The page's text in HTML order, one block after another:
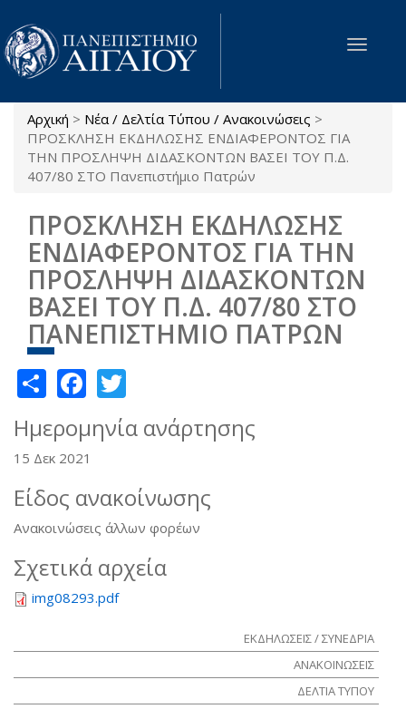
Παράκαμψη προς το κυρίως περιεχόμενο
Toggle
Είστε εδώ
Αρχική > Νέα / Δελτία Τύπου / Ανακοινώσεις >
ΠΡΟΣΚΛΗΣΗ ΕΚΔΗΛΩΣΗΣ ΕΝΔΙΑΦΕΡΟΝΤΟΣ ΓΙΑ
ΤΗΝ ΠΡΟΣΛΗΨΗ ΔΙΔΑΣΚΟΝΤΩΝ ΒΑΣΕΙ ΤΟΥ Π.Δ.
407/80 ΣΤΟ Πανεπιστήμιο Πατρών
ΠΡΟΣΚΛΗΣΗ ΕΚΔΗΛΩΣΗΣ
ΕΝΔΙΑΦΕΡΟΝΤΟΣ ΓΙΑ ΤΗΝ
ΠΡΟΣΛΗΨΗ ΔΙΔΑΣΚΟΝΤΩΝ
ΒΑΣΕΙ ΤΟΥ Π.Δ. 407/80 ΣΤΟ
ΠΑΝΕΠΙΣΤΗΜΙΟ ΠΑΤΡΩΝ
ShareFacebook
Ημερομηνία ανάρτησης
15 Δεκ 2021
Είδος ανακοίνωσης
Ανακοινώσεις άλλων φορέων
Σχετικά αρχεία
img08293.pdf
ΕΚΔΗΛΩΣΕΙΣ / ΣΥΝΕΔΡΙΑ
ΑΝΑΚΟΙΝΩΣΕΙΣ
ΔΕΛΤΙΑ ΤΥΠΟΥ